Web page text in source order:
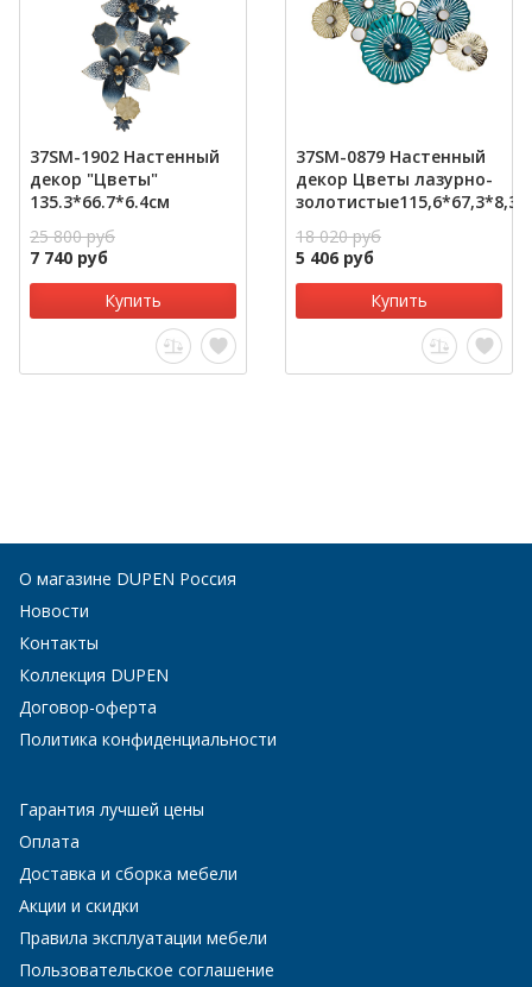
37SM-1902 Настенный
декор "Цветы"
135.3*66.7*6.4см
25 800 руб
7 740 руб
Купить
37SM-0879 Настенный
декор Цветы лазурно-
золотистые115,6*67,3*8,3
18 020 руб
5 406 руб
Купить
О магазине DUPEN Россия
Новости
Контакты
Коллекция DUPEN
Договор-оферта
Политика конфиденциальности
Гарантия лучшей цены
Оплата
Доставка и сборка мебели
Акции и скидки
Правила эксплуатации мебели
Пользовательское соглашение